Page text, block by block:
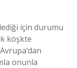
için durumu
köşkte
onunla